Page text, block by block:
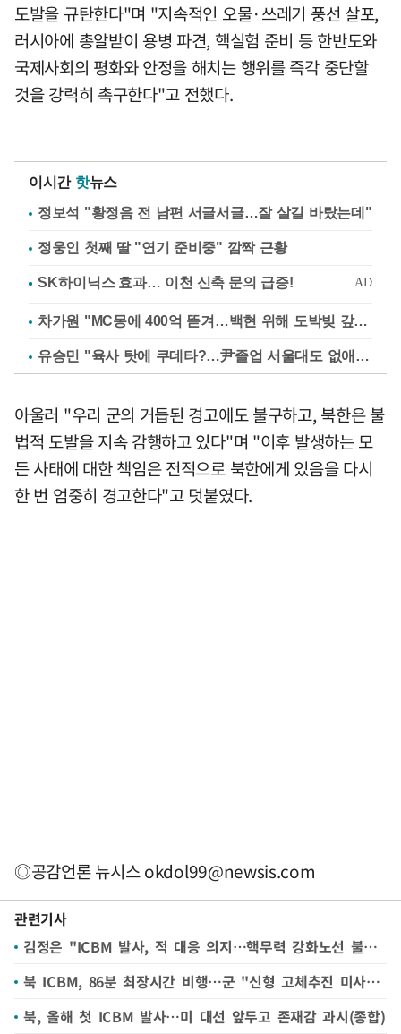
도발을 규탄한다"며 "지속적인 오물·쓰레기 풍선 살포,
러시아에 총알받이 용병 파견, 핵실험 준비 등 한반도와
국제사회의 평화와 안정을 해치는 행위를 즉각 중단할
것을 강력히 촉구한다"고 전했다.
이시간 핫뉴스
정보석 "황정음 전 남편 서글서글…잘 살길 바랐는데"
정웅인 첫째 딸 "연기 준비중" 깜짝 근황
차가원 "MC몽에 400억 뜯겨…백현 위해 도박빚 갚아줘"
유승민 "육사 탓에 쿠데타?…尹졸업 서울대도 없애나"
아울러 "우리 군의 거듭된 경고에도 불구하고, 북한은 불
법적 도발을 지속 감행하고 있다"며 "이후 발생하는 모
든 사태에 대한 책임은 전적으로 북한에게 있음을 다시
한 번 엄중히 경고한다"고 덧붙였다.
◎공감언론 뉴시스okdol99@newsis.com
관련기사
김정은 "ICBM 발사, 적 대응 의지…핵무력 강화노선 불변 확언"
북 ICBM, 86분 최장시간 비행…군 "신형 고체추진 미사일 가능성"(종합2보)
북, 올해 첫 ICBM 발사…미 대선 앞두고 존재감 과시(종합)